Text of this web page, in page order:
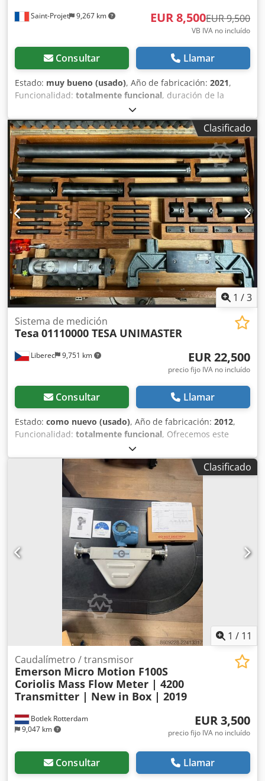
Saint-Projet 9,267 km EUR 8,500EUR 9,500
VB IVA no incluído
Consultar Llamar
Estado: muy bueno (usado), Año de fabricación: 2021,
Funcionalidad: totalmente funcional, duración de la
, Este completo paquete de segunda
mano incluye: Csdpfjzgw Ipsx Ai Doha 1. Escáner Leica Blk
360, modelo 2021. 2. 3 baterías. 3. 1 cargador. 4. 1 trípode.
5. 1 bolsa de transporte. Se ha realizado la actualización
del firmware y se han descargado los datos de los
escaneos realizados a través de Wi-Fi y USB. ¡En muy
buenas condiciones! Garantía de 3 meses. Certificado de
calibración. 💥 8500 € (sin IVA) 💥 IVA recuperable.
Posibilidad de entrega en toda Europa.
Clasificado
1 /3
Liberec 9,751 km
Sistema de medición
Tesa 01110000 TESA UNIMASTER
EUR 22,500
precio fijo IVA no incluído
Consultar Llamar
Estado: como nuevo (usado), Año de fabricación: 2012,
Funcionalidad: totalmente funcional, Ofrecemos este
sistema de medición TESA UNIMASTER, modelo 01110000,
nuevo, fabricado en 2012. Longitud de la barra de
extensión: 600 mm Longitud de la barra de extensión: 450
mm Longitud de la barra de extensión: 300 mm Longitud
de la barra de extensión: 150 mm Longitud de la barra de
extensión: 125 mm Longitud de la barra de extensión: 100
mm Longitud de la barra de extensión: 75 mm Longitud de
la barra de extensión: 50 mm Longitud de la barra de
extensión: 25 mm Si tiene alguna pregunta o necesita más
información, no dude en enviarnos un mensaje o
llamarnos. Chodpjzqc Nmefx Ai Dja
Clasificado
1 / 11
Botlek Rotterdam
9,047 km
Caudalímetro / transmisor
Emerson Micro Motion F100S
Coriolis Mass Flow Meter | 4200
Transmitter | New in Box | 2019
EUR 3,500
precio fijo IVA no incluído
Consultar Llamar